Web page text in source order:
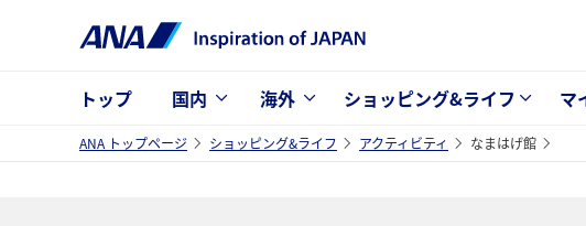
トップ 国内 海外 ショッピング&ライフ マ
ANA トップページ ショッピング&ライフ アクティビティ なまはげ館